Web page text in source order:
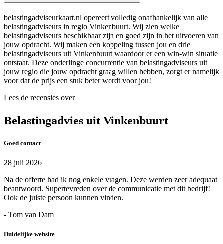
belastingadviseurkaart.nl opereert volledig onafhankelijk van alle
belastingadviseurs in regio Vinkenbuurt. Wij zien welke
belastingadviseurs beschikbaar zijn en goed zijn in het uitvoeren van
jouw opdracht. Wij maken een koppeling tussen jou en drie
belastingadviseurs uit Vinkenbuurt waardoor er een win-win situatie
ontstaat. Deze onderlinge concurrentie van belastingadviseurs uit
jouw regio die jouw opdracht graag willen hebben, zorgt er namelijk
voor dat de prijs een stuk beter wordt voor jou!
Lees de recensies over
Belastingadvies uit Vinkenbuurt
Goed contact
28 juli 2026
Na de offerte had ik nog enkele vragen. Deze werden zeer adequaat
beantwoord. Supertevreden over de communicatie met dit bedrijf!
Ook de juiste persoon kunnen vinden.
- Tom van Dam
Duidelijke website